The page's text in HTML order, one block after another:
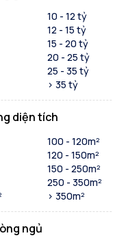
10 - 12 tỷ
12 - 15 tỷ
15 - 20 tỷ
20 - 25 tỷ
25 - 35 tỷ
> 35 tỷ
diện tích
100 - 120m²
120 - 150m²
150 - 250m²
250 - 350m²
> 350m²
ngủ